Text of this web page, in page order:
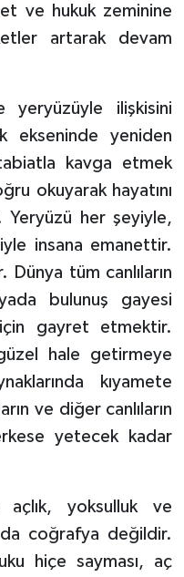
ve hukuk zeminine
artarak devam
yeryüzüyle ilişkisini
ekseninde yeniden
kavga etmek
okuyarak hayatını
her şeyiyle,
insana emanettir.
Dünya tüm canlıların
bulunuş gayesi
gayret etmektir.
hale getirmeye
kıyamete
ve diğer canlıların
yetecek kadar
açlık, yoksulluk ve
coğrafya değildir.
hiçe sayması, aç